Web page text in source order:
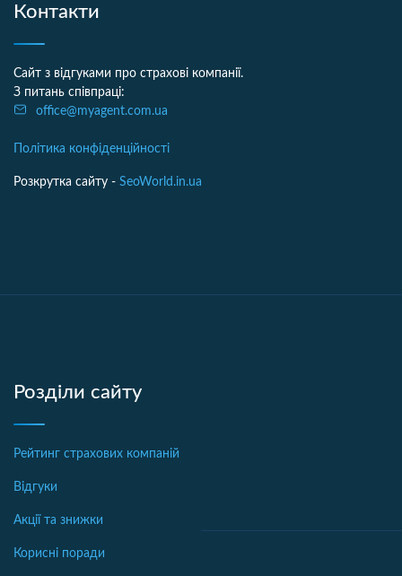
Контакти
Сайт з відгуками про страхові компанії.
З питань співпраці:
office@myagent.com.ua
Політика конфіденційності
Розкрутка сайту - SeoWorld.in.ua
Розділи сайту
Рейтинг страхових компаній
Відгуки
Акції та знижки
Корисні поради